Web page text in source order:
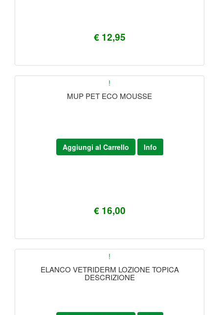
€ 12,95
!
MUP PET ECO MOUSSE
€ 16,00
Aggiungi al Carrello Info
!
ELANCO VETRIDERM LOZIONE TOPICA
DESCRIZIONE